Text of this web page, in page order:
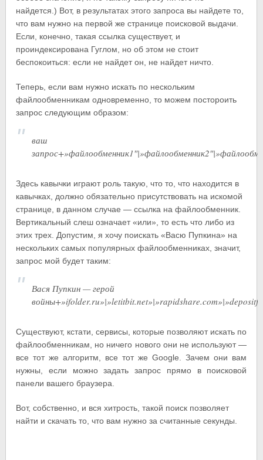
найдется.) Вот, в результатах этого запроса вы найдете то,
что вам нужно на первой же странице поисковой выдачи.
Если, конечно, такая ссылка существует, и
проиндексирована Гуглом, но об этом не стоит
беспокоиться: если не найдет он, не найдет ничто.
Теперь, если вам нужно искать по нескольким
файлообменникам одновременно, то можем постороить
запрос следующим образом:
ваш
Здесь кавычки играют роль такую, что то, что находится в
кавычках, должно обязательно присутствовать на искомой
странице, в данном случае — ссылка на файлообменник.
Вертикальный слеш означает «или», то есть что либо из
этих трех. Допустим, я хочу поискать «Васю Пупкина» на
нескольких самых популярных файлообменниках, значит,
запрос мой будет таким:
Вася Пупкин — герой
Существуют, кстати, сервисы, которые позволяют искать по
файлообменникам, но ничего нового они не используют —
все тот же алгоритм, все тот же Google. Зачем они вам
нужны, если можно задать запрос прямо в поисковой
панели вашего браузера.
Вот, собственно, и вся хитрость, такой поиск позволяет
найти и скачать то, что вам нужно за считанные секунды.